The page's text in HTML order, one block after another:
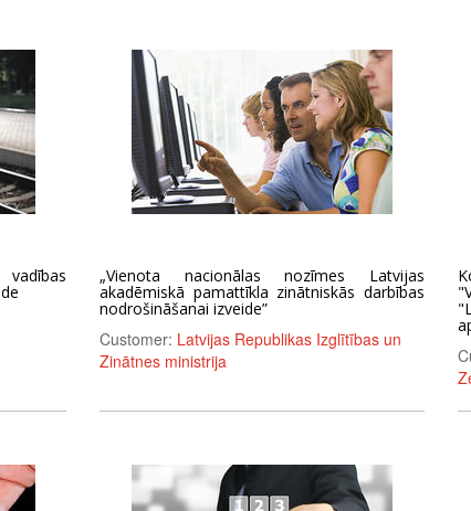
„Vienota nacionālas nozīmes Latvijas
akadēmiskā pamattīkla zinātniskās darbības
nodrošināšanai izveide”
Customer: Latvijas Republikas Izglītības un
Zinātnes ministrija